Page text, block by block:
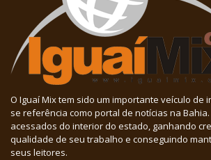
O Iguaí Mix tem sido um importante veículo de
se referência como portal de notícias na
acessados do interior do estado, ganhando
qualidade de seu trabalho e conseguindo
seus leitores.